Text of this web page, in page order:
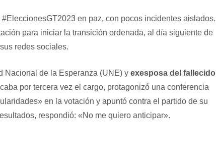
en paz, con pocos incidentes aislados.
para iniciar la transición ordenada, al día siguiente de
redes sociales.
Nacional de la Esperanza (UNE) y exesposa del fallecido
por tercera vez el cargo, protagonizó una conferencia
en la votación y apuntó contra el partido de su
respondió: «No me quiero anticipar».